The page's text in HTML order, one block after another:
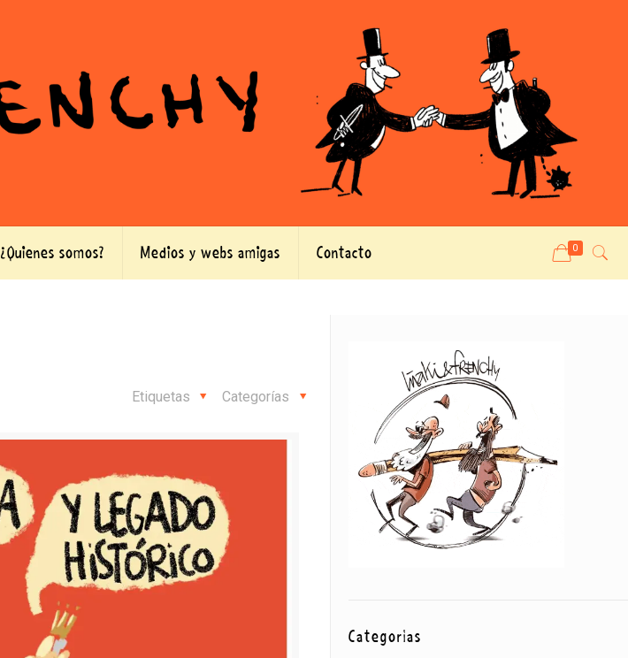
¿Quienes somos? Medios y webs amigas Contacto 0
Categorías
Etiquetas
Categorías